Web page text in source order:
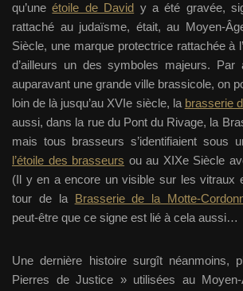
qu’uneétoile de David y a été gravée,
rattaché au judaïsme, était, au Moyen-
Siècle, une marque protectrice rattachée à
d’ailleurs un des symboles majeurs. Par
auparavant une grande ville brassicole, on
loin de là jusqu’au XVIe siècle, la brasserie
aussi, dans la rue du Pont du Rivage, la
mais tous brasseurs s’identifiaient sous
l’étoile des brasseurs ou au XIXe Siècle
(Il y en a encore un visible sur les vitraux
tour de la Brasserie de la Motte-
peut-être que ce signe est lié à cela aussi…
Une dernière histoire surgît néanmoins,
Pierres de Justice » utilisées au